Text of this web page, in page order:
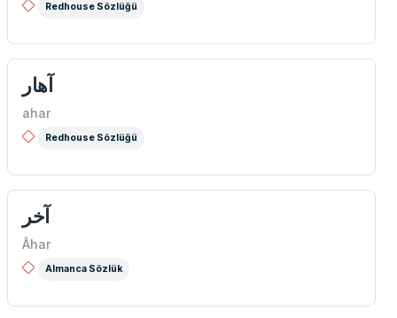
Redhouse Sözlüğü
آهار
ahar
Redhouse Sözlüğü
آخر
Âhar
Almanca Sözlük